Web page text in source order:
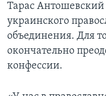
Тарас Антошевский
украинского
объединения. Для
окончательно
конфессии.